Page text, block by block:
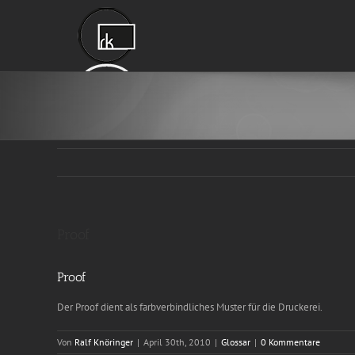
Proof
Der Proof dient als farbverbindliches Muster für die Druckerei.
Von Ralf Knöringer | April 30th, 2010 | Glossar | 0 Kommentare